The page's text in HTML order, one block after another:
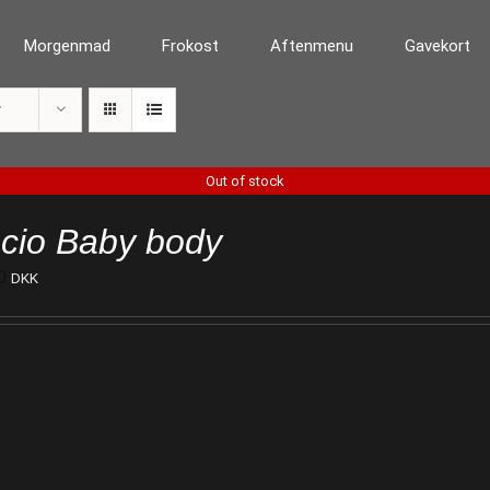
Morgenmad Frokost Aftenmenu Gavekort
Out of stock
Baby body
DKK